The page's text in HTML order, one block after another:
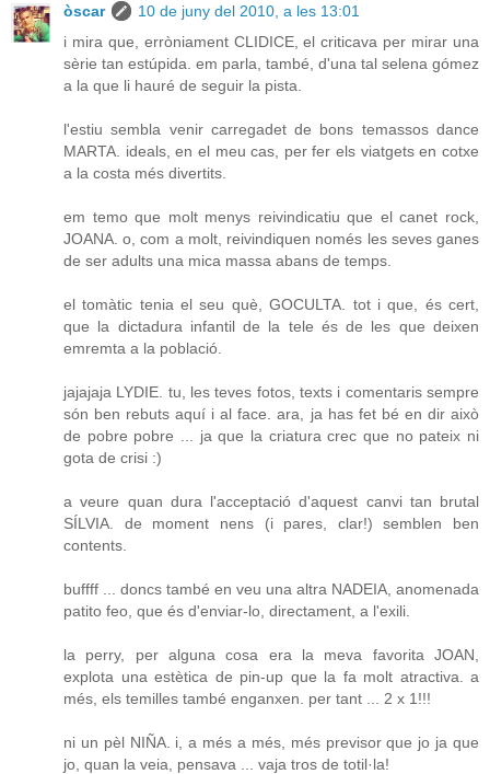
òscar
10 de juny del 2010, a les 13:01
i mira que, erròniament CLIDICE, el criticava per mirar una
sèrie tan estúpida. em parla, també, d'una tal selena gómez
a la que li hauré de seguir la pista.
l'estiu sembla venir carregadet de bons temassos dance
MARTA. ideals, en el meu cas, per fer els viatgets en cotxe
a la costa més divertits.
em temo que molt menys reivindicatiu que el canet rock,
JOANA. o, com a molt, reivindiquen només les seves ganes
de ser adults una mica massa abans de temps.
el tomàtic tenia el seu què, GOCULTA. tot i que, és cert,
que la dictadura infantil de la tele és de les que deixen
emremta a la població.
jajajaja LYDIE. tu, les teves fotos, texts i comentaris sempre
són ben rebuts aquí i al face. ara, ja has fet bé en dir això
de pobre pobre ... ja que la criatura crec que no pateix ni
gota de crisi :)
a veure quan dura l'acceptació d'aquest canvi tan brutal
SÍLVIA. de moment nens (i pares, clar!) semblen ben
contents.
buffff ... doncs també en veu una altra NADEIA, anomenada
patito feo, que és d'enviar-lo, directament, a l'exili.
la perry, per alguna cosa era la meva favorita JOAN,
explota una estètica de pin-up que la fa molt atractiva. a
més, els temilles també enganxen. per tant ... 2 x 1!!!
ni un pèl NIÑA. i, a més a més, més previsor que jo ja que
jo, quan la veia, pensava ... vaja tros de totil·la!